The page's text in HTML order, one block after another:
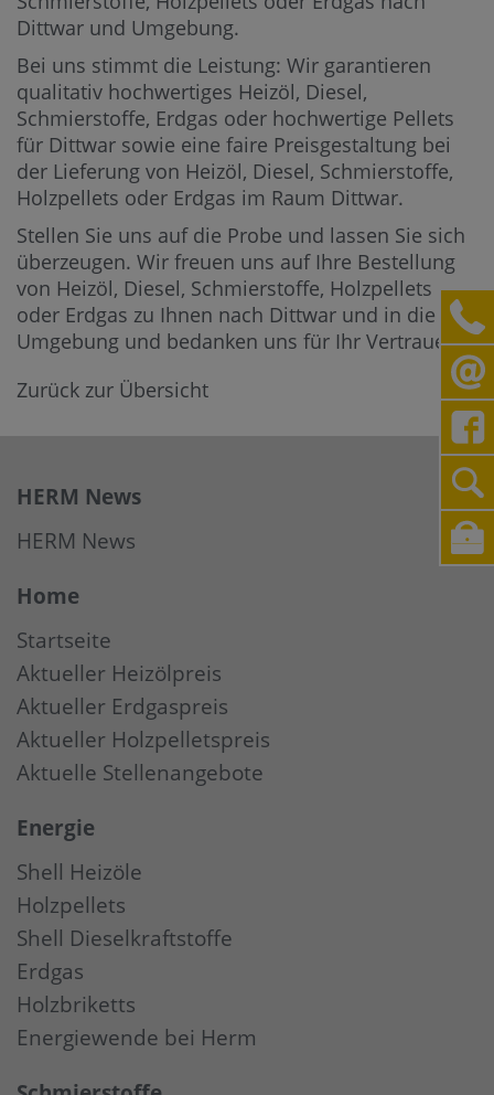
Dittwar und Umgebung.
Bei uns stimmt die Leistung: Wir garantieren
qualitativ hochwertiges Heizöl, Diesel,
Schmierstoffe, Erdgas oder hochwertige Pellets
für Dittwar sowie eine faire Preisgestaltung bei
der Lieferung von Heizöl, Diesel, Schmierstoffe,
Holzpellets oder Erdgas im Raum Dittwar.
Stellen Sie uns auf die Probe und lassen Sie sich
überzeugen. Wir freuen uns auf Ihre Bestellung
von Heizöl, Diesel, Schmierstoffe, Holzpellets
oder Erdgas zu Ihnen nach Dittwar und in die
Umgebung und bedanken uns für Ihr Vertrauen.
Zurück zur Übersicht
HERM News
HERM News
Home
Startseite
Aktueller Heizölpreis
Aktueller Erdgaspreis
Aktueller Holzpelletspreis
Aktuelle Stellenangebote
Energie
Shell Heizöle
Holzpellets
Shell Dieselkraftstoffe
Erdgas
Holzbriketts
Energiewende bei Herm